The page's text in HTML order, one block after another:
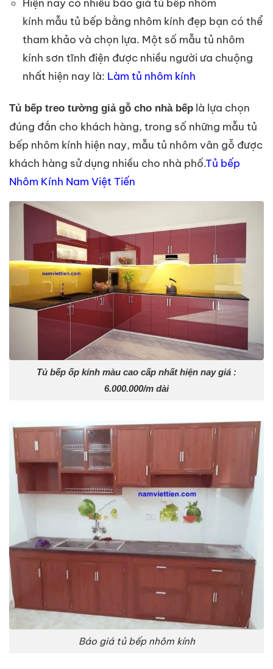
Hiện nay có nhiều báo giá tủ bếp nhôm
kính mẫu tủ bếp bằng nhôm kính đẹp bạn có thể
tham khảo và chọn lựa. Một số mẫu tủ nhôm
kính sơn tĩnh điện được nhiều người ưa chuộng
nhất hiện nay là: Làm tủ nhôm kính
Tủ bếp treo tường giả gỗ cho nhà bếp là lựa chọn
đúng đắn cho khách hàng, trong số những mẫu tủ
bếp nhôm kính hiện nay, mẫu tủ nhôm vân gỗ được
khách hàng sử dụng nhiều cho nhà phố.Tủ bếp
Nhôm Kính Nam Việt Tiến
Tủ bếp ốp kính màu cao cấp nhất hiện nay giá :
6.000.000/m dài
Báo giá tủ bếp nhôm kính